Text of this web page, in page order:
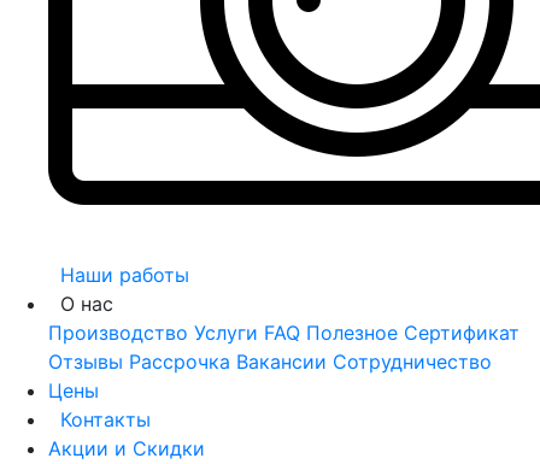
Наши работы
О нас
Производство Услуги FAQ Полезное Сертификат
Отзывы Рассрочка Вакансии Сотрудничество
Цены
Контакты
Акции и Скидки